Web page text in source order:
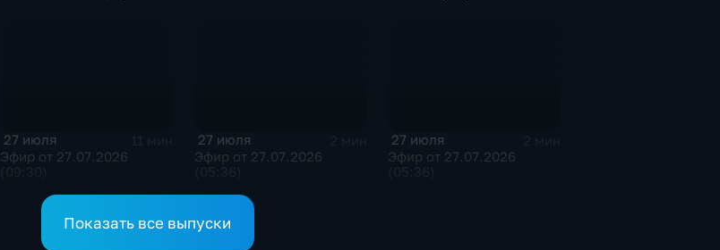
27 июля
Эфир от 27.07.2026
27 июля
Эфир от 27.07.2026
27 июля
Эфир от 27.07.2026
Показать все выпуски